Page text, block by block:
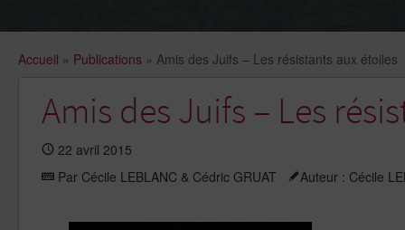
Accueil » Publications » Amis des Juifs – Les résistants aux étoiles
Amis des Juifs – Les
22 avril 2015
Par Cécile LEBLANC & Cédric GRUAT
Auteur : Cécile